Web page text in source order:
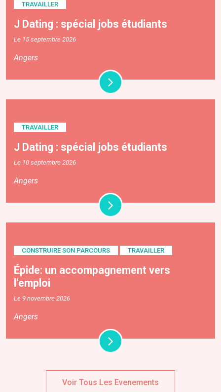
TRAVAILLER
J Dating : spécial jobs étudiants
Le 15 septembre 2026
Angers
TRAVAILLER
J Dating : spécial jobs étudiants
Le 10 septembre 2026
Angers
CONSTRUIRE SON PARCOURS TRAVAILLER
Épide: un accompagnement vers
l’emploi
Le 9 novembre 2026
Angers
Voir Tous Les Evenements